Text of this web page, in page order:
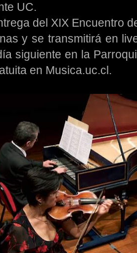
UC.
del XIX Encuentro
y se transmitirá en
siguiente en la
en Musica.uc.cl.